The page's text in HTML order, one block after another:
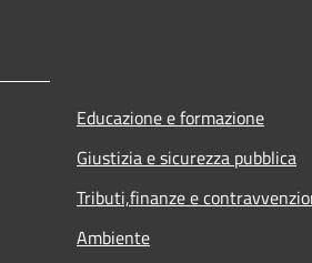
Educazione e formazione
Giustizia e sicurezza pubblica
Tributi,finanze e
Ambiente